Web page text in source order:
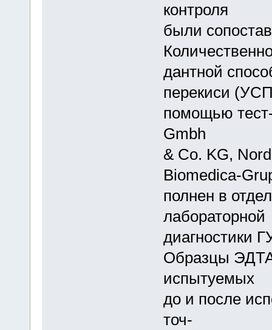
контроля
были
дантной
перекиси
помощью
Gmbh
& Co. KG,
Biomedica-
полнен в
лабораторной
диагностики
Образцы
испытуемых
до и после
точ-